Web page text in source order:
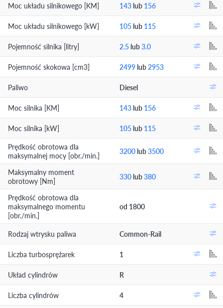
Moc układu silnikowego [KM] 143 lub 156
Moc układu silnikowego [kW] 105 lub 115
Pojemność silnika [litry] 2.5 lub3.0
Pojemność skokowa [cm3] 2499 lub2953
Paliwo Diesel
Moc silnika [KM] 143 lub 156
Moc silnika [kW] 105 lub 115
Prędkość obrotowa dla
maksymalnej mocy [obr./min.]
3200 lub3500
Maksymalny moment
obrotowy [Nm]
330 lub380
Prędkość obrotowa dla
maksymalnego momentu
[obr./min.]
od 1800
Rodzaj wtrysku paliwa Common-Rail
Liczba turbosprężarek 1
Układ cylindrów R
Liczba cylindrów
4